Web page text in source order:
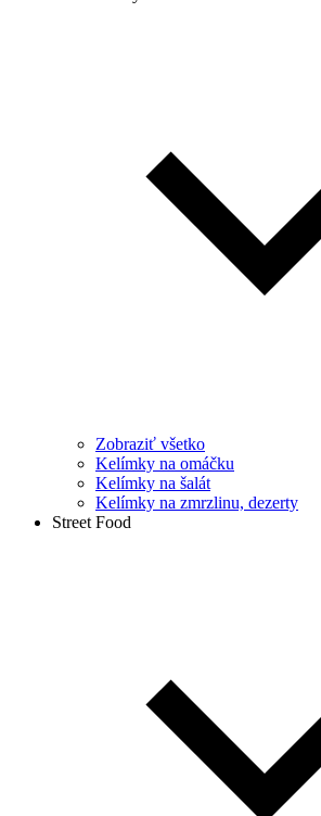
Zobraziť všetko
Kelímky na omáčku
Kelímky na šalát
Kelímky na zmrzlinu, dezerty
Street Food